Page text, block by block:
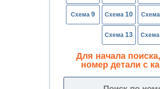
9 10
13
Для начала
номер детали с